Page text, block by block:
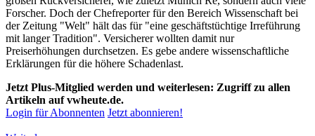
Forscher. Doch der Chefreporter für den Bereich Wissenschaft bei
der Zeitung "Welt" hält das für "eine geschäftstüchtige Irreführung
mit langer Tradition". Versicherer wollten damit nur
Preiserhöhungen durchsetzen. Es gebe andere wissenschaftliche
Erklärungen für die höhere Schadenlast.
Jetzt Plus-Mitglied werden und weiterlesen: Zugriff zu allen
Artikeln auf vwheute.de.
Login für Abonnenten Jetzt abonnieren!